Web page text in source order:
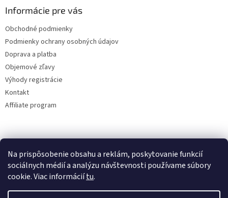
Na prispôsobenie obsahu a reklám, poskytovanie funkcií
sociálnych médií a analýzu návštevnosti používame súbory
cookie. Viac informáciítu.
Informácie pre vás
Obchodné podmienky
Podmienky ochrany osobných údajov
Doprava a platba
Objemové zľavy
Výhody registrácie
Kontakt
Affiliate program